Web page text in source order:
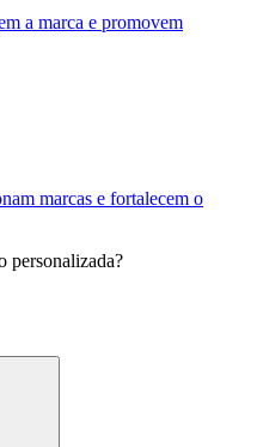
a marca e promovem
marcas e fortalecem o
personalizada?